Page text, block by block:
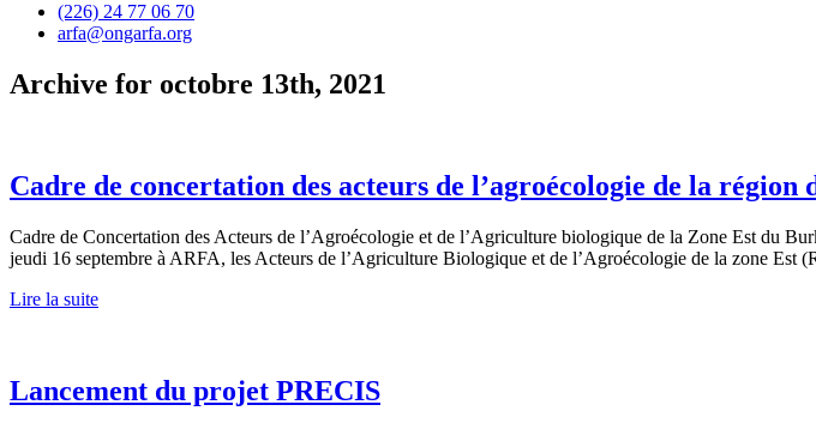
(226) 24 77 06 70
arfa@ongarfa.org
Archive for octobre 13th, 2021
Cadre de concertation des acteurs de l’agroécologie de la région
Cadre de Concertation des Acteurs de l’Agroécologie et de l’Agriculture biologique de la Zone Est du
jeudi 16 septembre à ARFA, les Acteurs de l’Agriculture Biologique et de l’Agroécologie de la zone Est
Lire la suite
Lancement du projet PRECIS